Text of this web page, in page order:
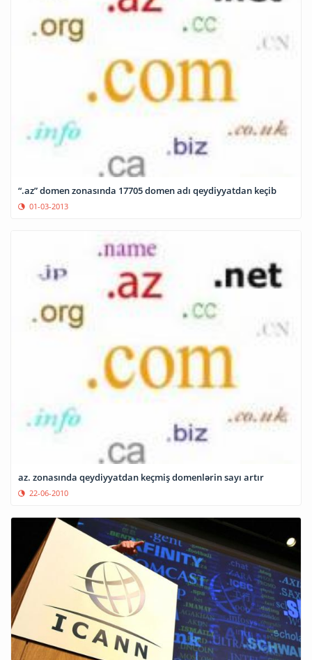
“.az” domen zonasında 17705 domen adı qeydiyyatdan keçib
01-03-2013
az. zonasında qeydiyyatdan keçmiş domenlərin sayı artır
22-06-2010